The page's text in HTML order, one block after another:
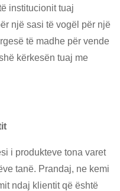
institucionit tuaj
një sasi të vogël për një
të madhe për vende
kërkesën tuaj me
i produkteve tona varet
tanë. Prandaj, ne kemi
ndaj klientit që është